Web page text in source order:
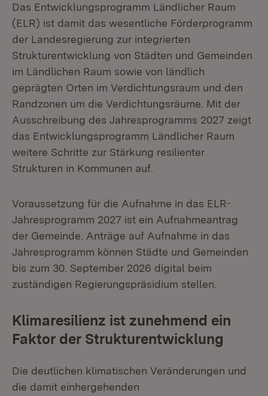
Das Entwicklungsprogramm Ländlicher Raum
(ELR) ist damit das wesentliche Förderprogramm
der Landesregierung zur integrierten
Strukturentwicklung von Städten und Gemeinden
im Ländlichen Raum sowie von ländlich
geprägten Orten im Verdichtungsraum und den
Randzonen um die Verdichtungsräume. Mit der
Ausschreibung des Jahresprogramms 2027 zeigt
das Entwicklungsprogramm Ländlicher Raum
weitere Schritte zur Stärkung resilienter
Strukturen in Kommunen auf.
Voraussetzung für die Aufnahme in das ELR-
Jahresprogramm 2027 ist ein Aufnahmeantrag
der Gemeinde. Anträge auf Aufnahme in das
Jahresprogramm können Städte und Gemeinden
bis zum 30. September 2026 digital beim
zuständigen Regierungspräsidium stellen.
Klimaresilienz ist zunehmend ein
Faktor der Strukturentwicklung
Die deutlichen klimatischen Veränderungen und
die damit einhergehenden